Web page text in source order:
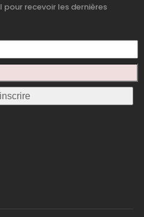
recevoir les dernières